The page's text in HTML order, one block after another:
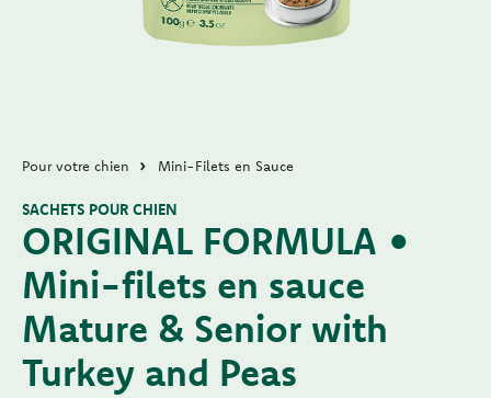
Pour votre chien Mini-Filets en Sauce
ORIGINAL FORMULA •
Mini-filets en sauce
Mature & Senior with
Turkey and Peas
SACHETS POUR CHIEN